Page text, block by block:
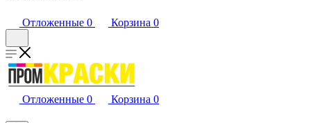
Отложенные 0 Корзина 0
Отложенные 0 Корзина 0